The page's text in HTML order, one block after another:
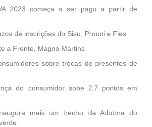
2023 começa a ser pago a partir de
de inscrições do Sisu, Prouni e Fies
a Frente, Magno Martins
sobre trocas de presentes de
do consumidor sobe 2,7 pontos em
mais um trecho da Adutora do